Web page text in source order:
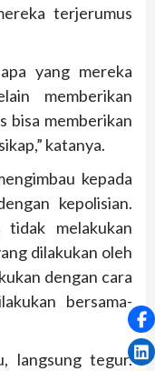
terjerumus
yang mereka
memberikan
bisa memberikan
katanya.
kepada
kepolisian.
melakukan
dilakukan oleh
dengan cara
bersama-
langsung tegur.